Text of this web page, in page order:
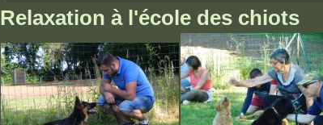
Relaxation à l'école des chiots